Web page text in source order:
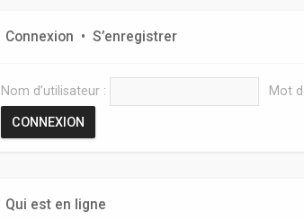
Connexion •S’enregistrer
Nom d’utilisateur : Mot
Qui est en ligne